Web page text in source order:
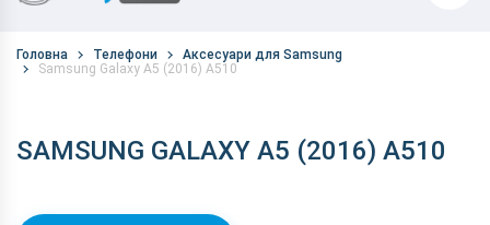
Головна Телефони
Аксесуари для Samsung
Samsung Galaxy A5 (2016) A510
SAMSUNG GALAXY A5 (2016) A510